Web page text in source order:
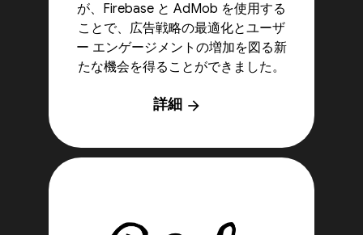
が、Firebase と AdMob を使用する
ことで、広告戦略の最適化とユーザ
ー エンゲージメントの増加を図る新
たな機会を得ることができました。
詳細 arrow_forward